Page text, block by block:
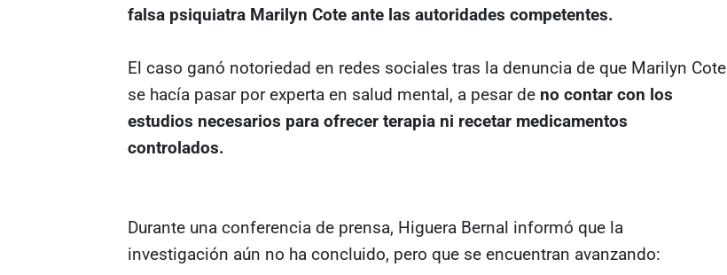
falsa psiquiatra Marilyn Cote ante las autoridades competentes.
El caso ganó notoriedad en redes sociales tras la denuncia de que Marilyn Cote
se hacía pasar por experta en salud mental, a pesar de no contar con los
estudios necesarios para ofrecer terapia ni recetar medicamentos
controlados.
Durante una conferencia de prensa, Higuera Bernal informó que la
investigación aún no ha concluido, pero que se encuentran avanzando: